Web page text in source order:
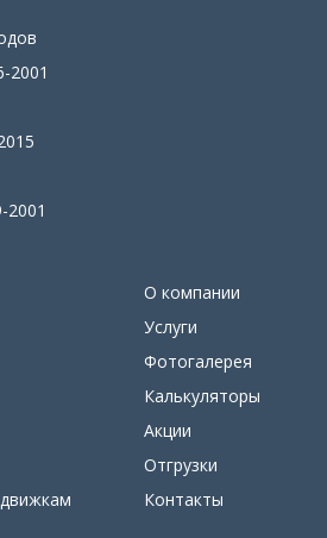
2001
2001
О компании
Услуги
Фотогалерея
Калькуляторы
Акции
Отгрузки
Контакты